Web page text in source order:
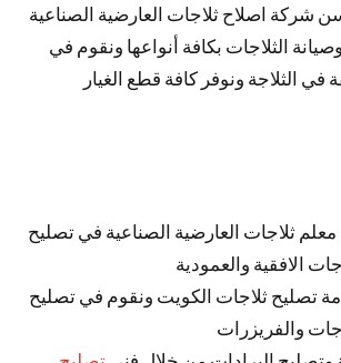
شركة اصلاح ثلاجات العارضية الصناعية
الثلاجات بكافة أنواعها ونقوم في
في الثلاجة ونوفر كافة قطع الغيار
ثلاجات العارضية الصناعية في تصليح
الافقية والعمودية
تصليح ثلاجات الكويت ونقوم في تصليح
والفريزرات